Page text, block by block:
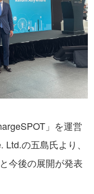
」を運営
の五島氏より、
今後の展開が発表